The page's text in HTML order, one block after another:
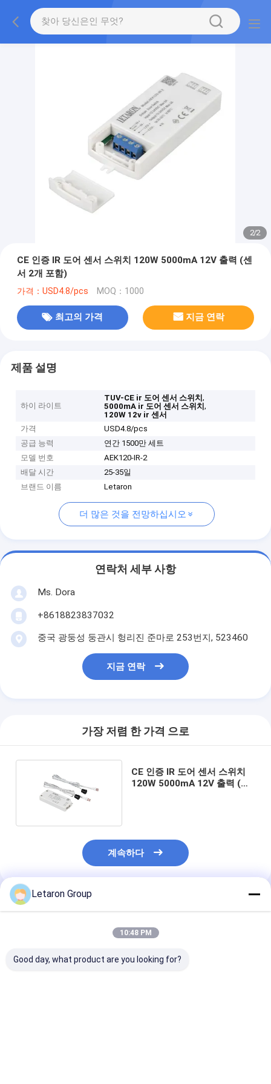
2/2
CE 인증 IR 도어 센서 스위치 120W 5000mA 12V 출력 (센
서 2개 포함)
가격：USD4.8/pcs MOQ：1000
최고의 가격 지금 연락
제품 설명
하이 라이트
TUV-CE ir 도어 센서 스위치,
5000mA ir 도어 센서 스위치,
120W 12v ir 센서
가격
USD4.8/pcs
공급 능력
연간 1500만 세트
모델 번호
AEK120-IR-2
배달 시간
25-35일
브랜드 이름
Letaron
더 많은 것을 전망하십시오
연락처 세부 사항
Ms. Dora
+8618823837032
중국 광둥성 둥관시 헝리진 준마로 253번지, 523460
지금 연락
가장 저렴 한 가격 으로
CE 인증 IR 도어 센서 스위치
120W 5000mA 12V 출력 (센
계속하다
추천된 제품
Letaron Group
10:48 PM
Good day, what product are you looking for?